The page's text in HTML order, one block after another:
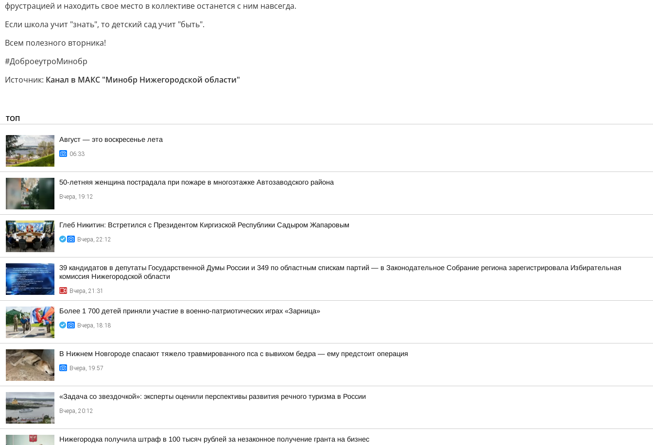
фрустрацией и находить свое место в коллективе останется с ним навсегда.
Если школа учит "знать", то детский сад учит "быть".
Всем полезного вторника!
#ДоброеутроМинобр
Источник: Канал в МАКС "Минобр Нижегородской области"
ТОП
Август — это воскресенье лета
06:33
50-летняя женщина пострадала при пожаре в многоэтажке Автозаводского района
Вчера, 19:12
Глеб Никитин: Встретился с Президентом Киргизской Республики Садыром Жапаровым
Вчера, 22:12
39 кандидатов в депутаты Государственной Думы России и 349 по областным спискам партий — в Законодательное Собрание региона зарегистрировала Избирательная
комиссия Нижегородской области
Вчера, 21:31
Более 1 700 детей приняли участие в военно-патриотических играх «Зарница»
Вчера, 18:18
В Нижнем Новгороде спасают тяжело травмированного пса с вывихом бедра — ему предстоит операция
Вчера, 19:57
«Задача со звездочкой»: эксперты оценили перспективы развития речного туризма в России
Вчера, 20:12
Нижегородка получила штраф в 100 тысяч рублей за незаконное получение гранта на бизнес